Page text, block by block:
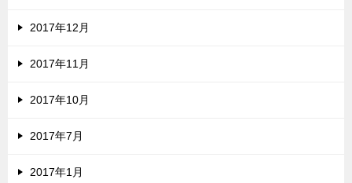
2017年12月
2017年11月
2017年10月
2017年7月
2017年1月